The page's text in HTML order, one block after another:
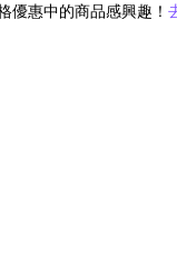
優惠中的商品感興趣！